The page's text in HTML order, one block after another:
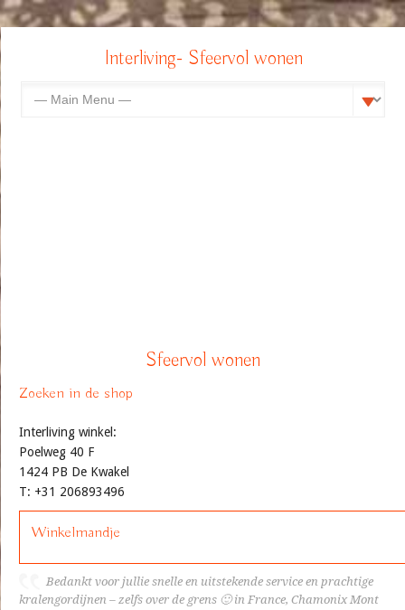
Interliving- Sfeervol wonen
Sfeervol wonen
Zoeken in de shop
Interliving winkel:
Poelweg 40 F
1424 PB De Kwakel
T: +31 206893496
Winkelmandje
Bedankt voor jullie snelle en uitstekende service en prachtige
kralengordijnen – zelfs over de grens 🙂 in France, Chamonix Mont